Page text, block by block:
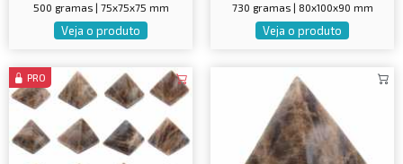
500 gramas | 75x75x75 mm
Veja o produto
730 gramas | 80x100x90 mm
Veja o produto
PRO